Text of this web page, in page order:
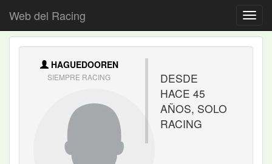
Web del Racing
HAGUEDOOREN
SIEMPRE RACING
DESDE
HACE 45
AÑOS, SOLO
RACING